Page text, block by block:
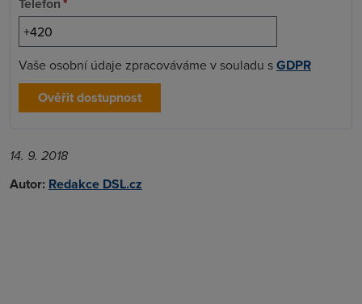
Vaše osobní údaje zpracováváme v souladu sGDPR
Ověřit dostupnost
14. 9. 2018
Autor: Redakce DSL.cz